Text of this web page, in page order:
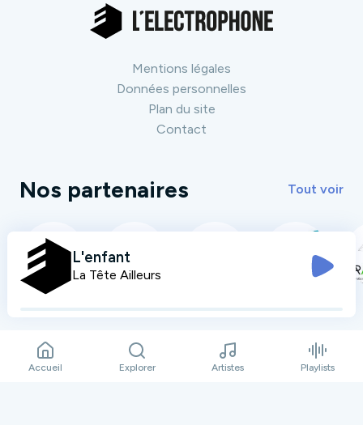
Mentions légales
Données personnelles
Plan du site
Contact
Nos partenaires Tout voir
L'enfant
La Tête Ailleurs
Accueil Explorer Artistes Playlists